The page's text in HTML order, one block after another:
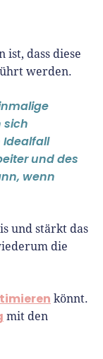
ist, dass diese
werden.
sich
Idealfall
und des
wenn
und stärkt das
die
könnt.
mit den